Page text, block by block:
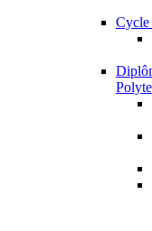
Cycle